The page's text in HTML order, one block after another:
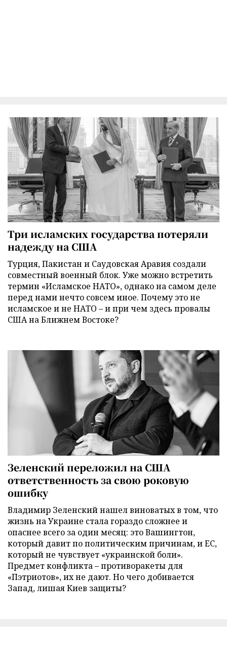
Три исламских государства потеряли
надежду на США
Турция, Пакистан и Саудовская Аравия создали
совместный военный блок. Уже можно встретить
термин «Исламское НАТО», однако на самом деле
перед нами нечто совсем иное. Почему это не
исламское и не НАТО – и при чем здесь провалы
США на Ближнем Востоке?
Зеленский переложил на США
ответственность за свою роковую
ошибку
Владимир Зеленский нашел виноватых в том, что
жизнь на Украине стала гораздо сложнее и
опаснее всего за один месяц: это Вашингтон,
который давит по политическим причинам, и ЕС,
который не чувствует «украинской боли».
Предмет конфликта – противоракеты для
«Пэтриотов», их не дают. Но чего добивается
Запад, лишая Киев защиты?